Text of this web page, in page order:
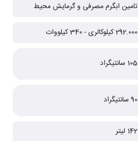
تامین ابگرم مصرفی و گرمایش محیط
292.000 کیلوکالری - 340 کیلووات
105 سانتیگراد
90 سانتیگراد
142 لیتر